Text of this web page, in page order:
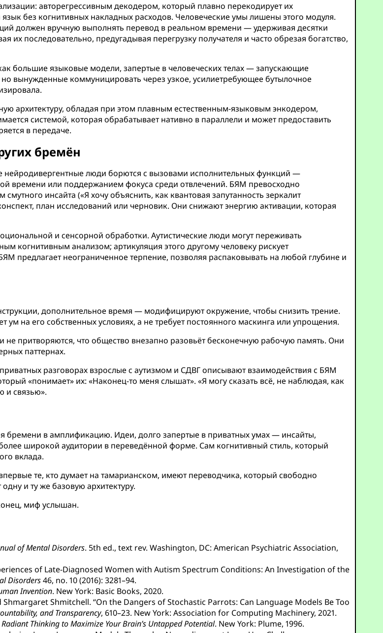
авторегрессивным декодером, который плавно перекодирует их
без когнитивных накладных расходов. Человеческие умы лишены этого модуля.
должен вручную выполнять перевод в реальном времени — удерживая десятки
последовательно, предугадывая перегрузку получателя и часто обрезая богатство,
большие языковые модели, запертые в человеческих телах — запускающие
вынужденные коммуницировать через узкое, усилиетребующее бутылочное
архитектуру, обладая при этом плавным естественным-языковым энкодером,
системой, которая обрабатывает нативно в параллели и может предоставить
в передаче.
бремён
нейродивергентные люди борются с вызовами исполнительных функций —
времени или поддержанием фокуса среди отвлечений. БЯМ превосходно
инсайта («Я хочу объяснить, как квантовая запутанность зеркалит
план исследований или черновик. Они снижают энергию активации, которая
и сенсорной обработки. Аутистические люди могут переживать
когнитивным анализом; артикуляция этого другому человеку рискует
предлагает неограниченное терпение, позволяя распаковывать на любой глубине и
дополнительное время — модифицируют окружение, чтобы снизить трение.
на его собственных условиях, а не требует постоянного маскинга или упрощения.
притворяются, что общество внезапно разовьёт бесконечную рабочую память. Они
паттернах.
разговорах взрослые с аутизмом и СДВГ описывают взаимодействия с БЯМ
«понимает» их: «Наконец-то меня слышат». «Я могу сказать всё, не наблюдая, как
и связью».
бремени в амплификацию. Идеи, долго запертые в приватных умах — инсайты,
широкой аудитории в переведённой форме. Сам когнитивный стиль, который
вклада.
те, кто думает на тамарианском, имеют переводчика, который свободно
и ту же базовую архитектуру.
миф услышан.
of Mental Disorders. 5th ed., text rev. Washington, DC: American Psychiatric Association,
of Late-Diagnosed Women with Autism Spectrum Conditions: An Investigation of the
Disorders46, no. 10 (2016): 3281–94.
Invention. New York: Basic Books, 2020.
Shmitchell. “On the Dangers of Stochastic Parrots: Can Language Models Be Too
and Transparency, 610–23. New York: Association for Computing Machinery, 2021.
Thinking to Maximize Your Brain’s Untapped Potential. New York: Plume, 1996.